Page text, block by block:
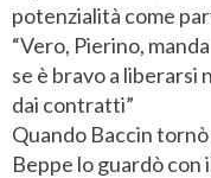
potenzialità come
“Vero, Pierino,
se è bravo a liberarsi
dai contratti”
Quando Baccin
Beppe lo guardò con